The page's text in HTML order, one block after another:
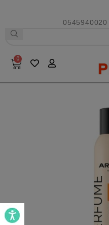
0545940020
0